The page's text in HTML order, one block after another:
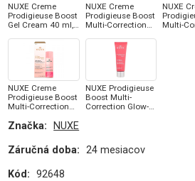
NUXE Creme
Prodigieuse Boost
Gel Cream 40 ml,
krém (Pôvodná
cena €24,60)
NUXE Creme
Prodigieuse Boost
Multi-Correction
ml, Denný pleťový
NUXE
Multi-
NUXE Creme
Prodigieuse Boost
Multi-Correction
40 ml, Denný
NUXE Prodigieuse
Boost Multi-
Correction Glow-
Značka:
NUXE
Záručná doba: 24 mesiacov
Kód: 92648